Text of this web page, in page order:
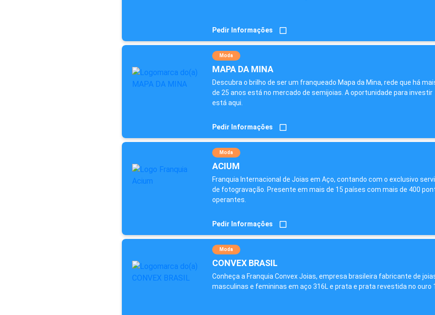
Pedir Informações
Moda
MAPA DA MINA
Descubra o brilho de ser um franqueado Mapa da Mina, rede que há
de 25 anos está no mercado de semijoias. A oportunidade para investir
está aqui.
Pedir Informações
Moda
ACIUM
Franquia Internacional de Joias em Aço, contando com o exclusivo
de fotogravação. Presente em mais de 15 países com mais de 400
operantes.
Pedir Informações
Moda
CONVEX BRASIL
Conheça a Franquia Convex Joias, empresa brasileira fabricante de
masculinas e femininas em aço 316L e prata e prata revestida no ouro